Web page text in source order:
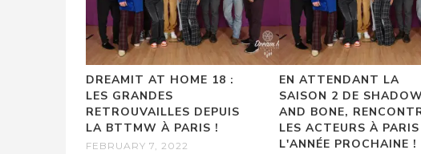
DREAMIT AT HOME 18 :
LES GRANDES
RETROUVAILLES DEPUIS
LA BTTMW À PARIS !
FEBRUARY 7, 2022
EN ATTENDANT LA
SAISON 2 DE
AND BONE,
LES ACTEURS À PARIS
L'ANNÉE PROCHAINE !